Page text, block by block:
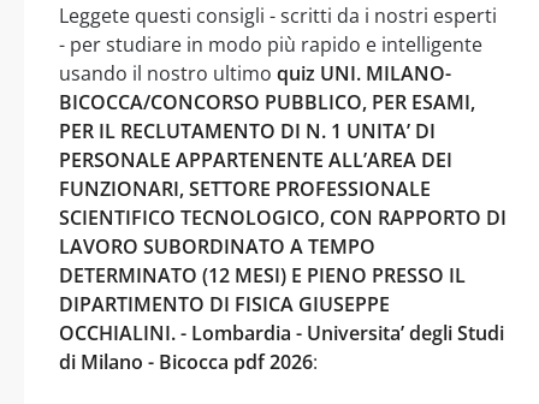
Leggete questi consigli - scritti da i nostri esperti
- per studiare in modo più rapido e intelligente
usando il nostro ultimo quiz UNI. MILANO-
BICOCCA/CONCORSO PUBBLICO, PER ESAMI,
PER IL RECLUTAMENTO DI N. 1 UNITA’ DI
PERSONALE APPARTENENTE ALL’AREA DEI
FUNZIONARI, SETTORE PROFESSIONALE
SCIENTIFICO TECNOLOGICO, CON RAPPORTO DI
LAVORO SUBORDINATO A TEMPO
DETERMINATO (12 MESI) E PIENO PRESSO IL
DIPARTIMENTO DI FISICA GIUSEPPE
OCCHIALINI. - Lombardia - Universita’ degli Studi
di Milano - Bicocca pdf 2026: